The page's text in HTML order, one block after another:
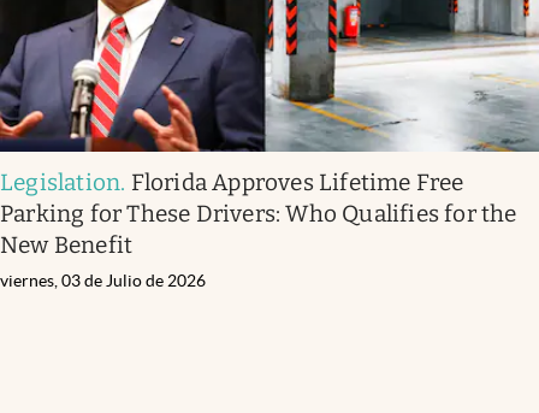
Legislation. Florida Approves Lifetime Free
Parking for These Drivers: Who Qualifies for the
New Benefit
viernes, 03 de Julio de 2026